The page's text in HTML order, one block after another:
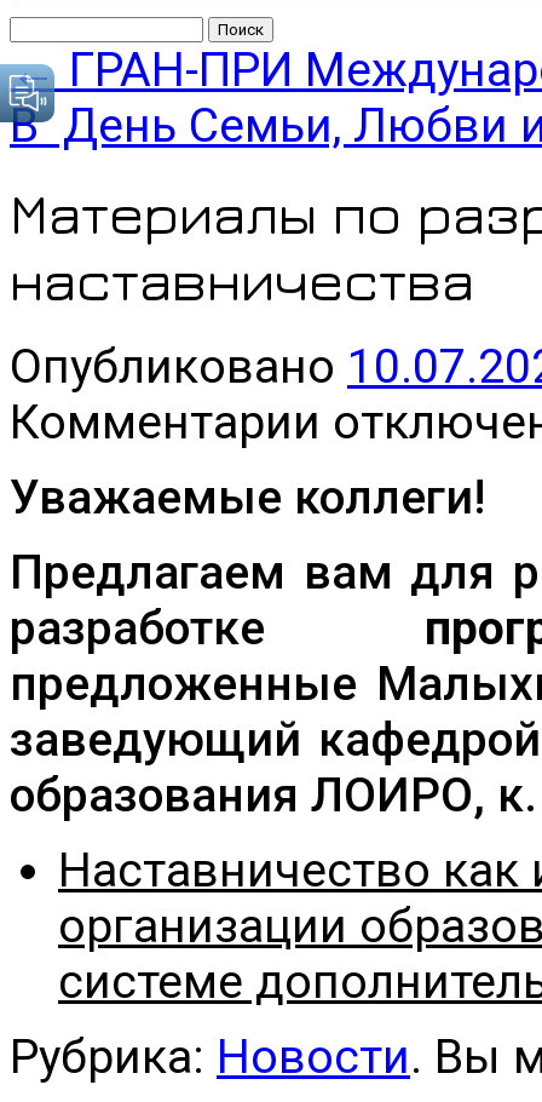
← ГРАН-ПРИ
В День Семьи, Любви
Материалы по
наставничества
Опубликовано
Комментарии
записи
программ
наставничества
Уважаемые коллеги!
Предлагаем вам для
разработке
предложенные
заведующий кафедрой
образования ЛОИРО,
Наставничество
организации
системе
Рубрика: Новости. Вы